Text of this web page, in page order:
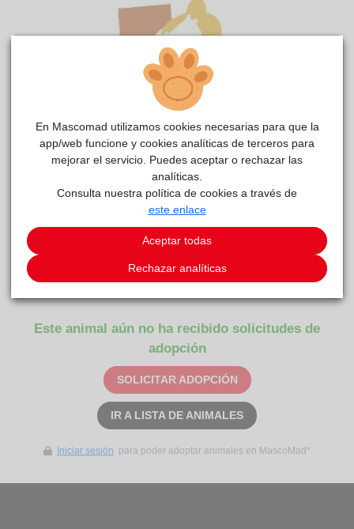
GUCCIreside actualmente en el centro de acogidaAnaa
Carácter
GUCCI y PRADA 2 gatines que tienen que ir juntos en
adopcion
Este animal aún no ha recibido solicitudes de
adopción
SOLICITAR ADOPCIÓN
IR A LISTA DE ANIMALES
Iniciar sesión para poder adoptar animales en MascoMad*
En Mascomad utilizamos cookies necesarias para que la
app/web funcione y cookies analíticas de terceros para
mejorar el servicio. Puedes aceptar o rechazar las
analíticas.
Consulta nuestra política de cookies a través de
este enlace
Aceptar todas
Rechazar analíticas